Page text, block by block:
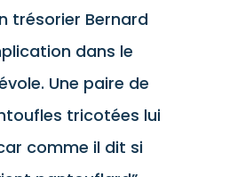
trésorier Bernard
dans le
Une paire de
tricotées lui
comme il dit si